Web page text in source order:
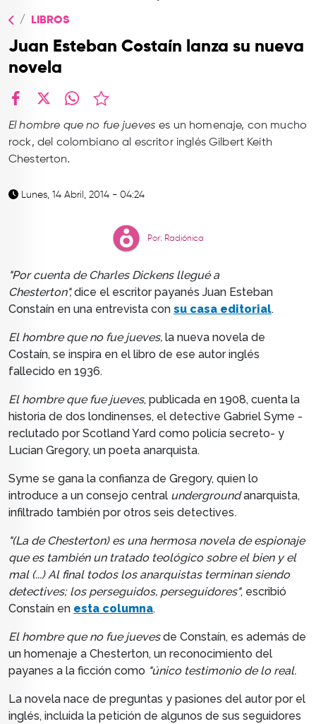
CONTACTO
LIBROS
Juan Esteban Costaín lanza su nueva
novela
El hombre que no fue jueveses un homenaje, con mucho
rock, del colombiano al escritor inglés Gilbert Keith
Chesterton.
Lunes, 14 Abril, 2014 - 04:24
Por: Radiónica
"Por cuenta de Charles Dickens llegué a
Chesterton",dice el escritor payanés Juan Esteban
Constaín en una entrevista con su casa editorial.
El hombre que no fue jueves, la nueva novela de
Costaín, se inspira en el libro de ese autor inglés
fallecido en 1936.
El hombre que fue jueves, publicada en 1908, cuenta la
historia de dos londinenses, el detective Gabriel Syme -
reclutado por Scotland Yard como policía secreto- y
Lucian Gregory, un poeta anarquista.
Syme se gana la confianza de Gregory, quien lo
introduce a un consejo central undergroundanarquista,
infiltrado también por otros seis detectives.
"(La de Chesterton) es una hermosa novela de espionaje
que es también un tratado teológico sobre el bien y el
mal (...) Al final todos los anarquistas terminan siendo
detectives; los perseguidos, perseguidores", escribió
Constaín en esta columna.
El hombre que no fue juevesde Constaín, es además de
un homenaje a Chesterton, un reconocimiento del
payanes a la ficción como "único testimonio de lo real.
La novela nace de preguntas y pasiones del autor por el
inglés, incluida la petición de algunos de sus seguidores